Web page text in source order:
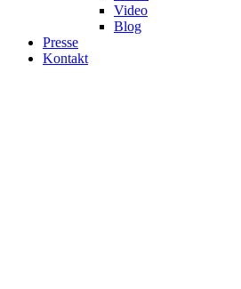
Video
Blog
Presse
Kontakt